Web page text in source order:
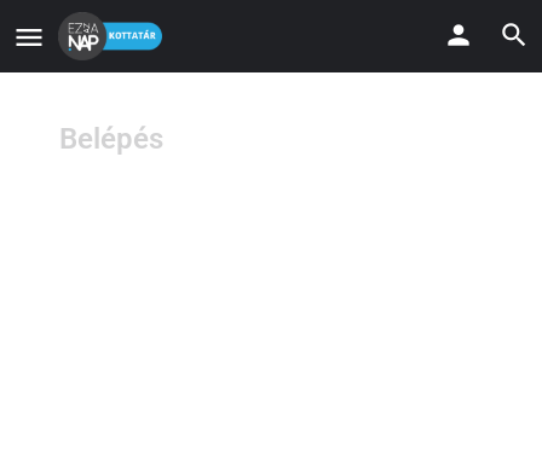
Belépés